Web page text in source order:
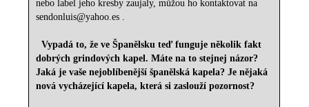
nebo label jeho kresby zaujaly, můžou ho kontaktovat na
sendonluis@yahoo.es .
Vypadá to, že ve Španělsku teď funguje několik fakt
dobrých grindových kapel. Máte na to stejnej názor?
Jaká je vaše nejoblíbenější španělská kapela? Je nějaká
nová vycházející kapela, která si zaslouží pozornost?